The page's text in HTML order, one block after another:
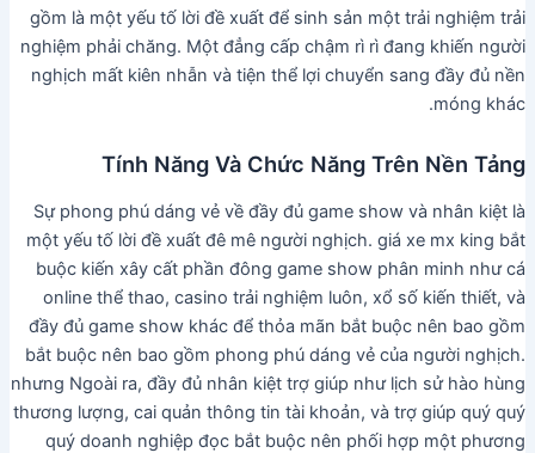
gồm là một yếu tố lời đề xuất để sinh sản một trải nghiệm trải
nghiệm phải chăng. Một đẳng cấp chậm rì rì đang khiến người
nghịch mất kiên nhẫn và tiện thể lợi chuyển sang đầy đủ nền
móng khác.
Tính Năng Và Chức Năng Trên Nền Tảng
Sự phong phú dáng vẻ về đầy đủ game show và nhân kiệt là
một yếu tố lời đề xuất đê mê người nghịch. giá xe mx king bắt
buộc kiến xây cất phần đông game show phân minh như cá
online thể thao, casino trải nghiệm luôn, xổ số kiến thiết, và
đầy đủ game show khác để thỏa mãn bắt buộc nên bao gồm
bắt buộc nên bao gồm phong phú dáng vẻ của người nghịch.
nhưng Ngoài ra, đầy đủ nhân kiệt trợ giúp như lịch sử hào hùng
thương lượng, cai quản thông tin tài khoản, và trợ giúp quý quý
quý doanh nghiệp đọc bắt buộc nên phối hợp một phương